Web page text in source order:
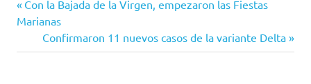
Navegación
Entrada
anterior:
Con la Bajada de la Virgen, empezaron las Fiestas
Marianas
Siguiente
entrada:
Confirmaron 11 nuevos casos de la variante Delta